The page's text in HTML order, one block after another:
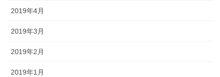
2019年4月
2019年3月
2019年2月
2019年1月